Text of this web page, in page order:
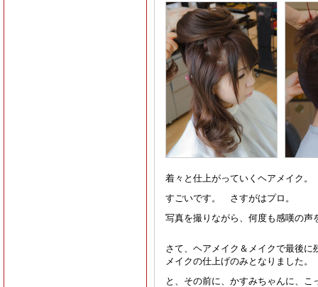
着々と仕上がっていくヘアメイク。
すごいです。 さすがはプロ。
写真を撮りながら、何度も感嘆の声
さて、ヘアメイク＆メイクで最後に
メイクの仕上げのみとなりました。
と、その前に、かすみちゃんに、こ